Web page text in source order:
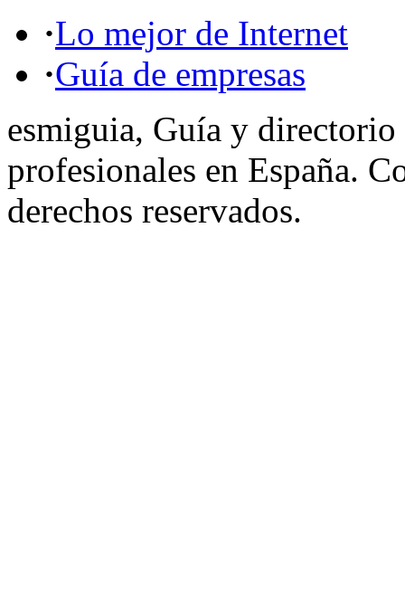
·Lo mejor de Internet
·Guía de empresas
esmiguia, Guía y directorio
profesionales en España.
derechos reservados.